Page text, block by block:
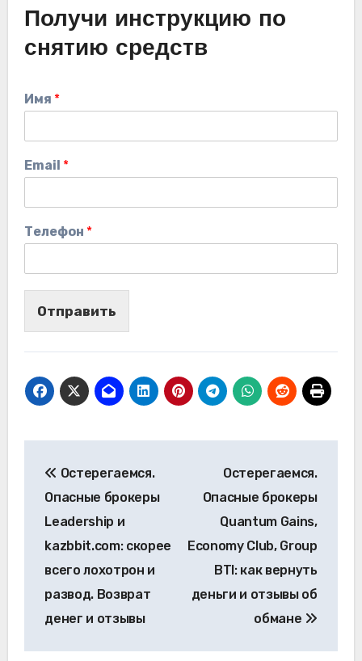
Получи инструкцию по
снятию средств
Имя *
Email *
Телефон *
Отправить
по
записям
Остерегаемся.
Опасные брокеры
Leadership и
kazbbit.com: скорее
всего лохотрон и
развод. Возврат
денег и отзывы
Остерегаемся.
Опасные брокеры
Quantum Gains,
Economy Club, Group
BTI: как вернуть
деньги и отзывы об
обмане